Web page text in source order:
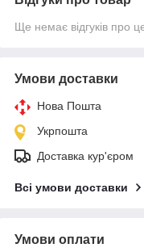
Ще немає відгуків про
Умови доставки
Нова Пошта
Укрпошта
Доставка кур'єром
Всі умови доставки
Умови оплати